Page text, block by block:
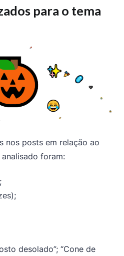
para o tema
nos posts em relação ao
foram:
desolado”; “Cone de